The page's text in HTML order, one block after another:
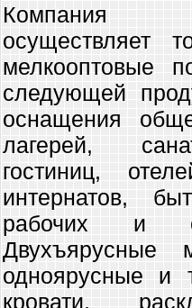
Компания
осуществляет
мелкооптовые
следующей
оснащения
лагерей,
гостиниц,
интернатов,
рабочих и
Двухъярусные
одноярусные и
кровати,